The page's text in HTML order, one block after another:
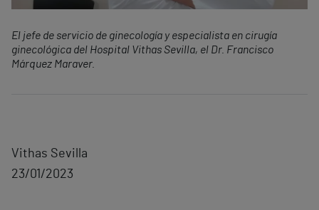
El jefe de servicio de ginecología y especialista en cirugía
ginecológica del Hospital Vithas Sevilla, el Dr. Francisco
Márquez Maraver.
Vithas Sevilla
23/01/2023